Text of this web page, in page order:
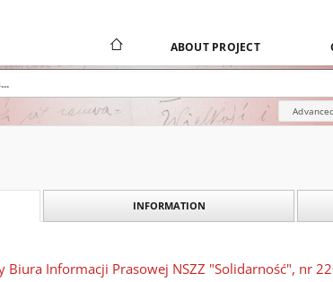
ABOUT PROJECT
INFORMATION
Biura Informacji Prasowej NSZZ "Solidarność", nr